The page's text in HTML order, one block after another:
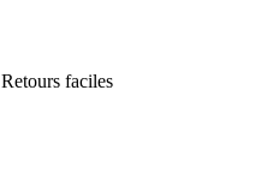
Retours faciles